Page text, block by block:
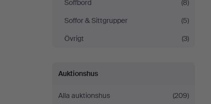
Soffbord
(8)
Soffor & Sittgrupper
(5)
Övrigt
(3)
Auktionshus
Alla auktionshus
(209)